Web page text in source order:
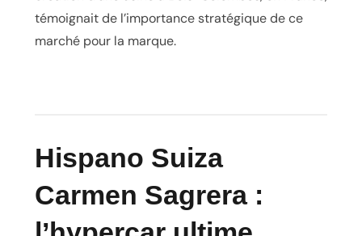
témoignait de l’importance stratégique de ce
marché pour la marque.
Hispano Suiza
Carmen Sagrera :